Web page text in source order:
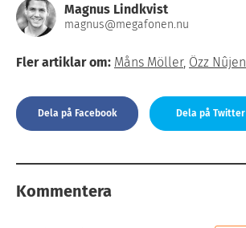
Magnus Lindkvist
magnus@megafonen.nu
Fler artiklar om: Måns Möller, Özz Nûjen
Dela på Facebook Dela på Twitter
Kommentera